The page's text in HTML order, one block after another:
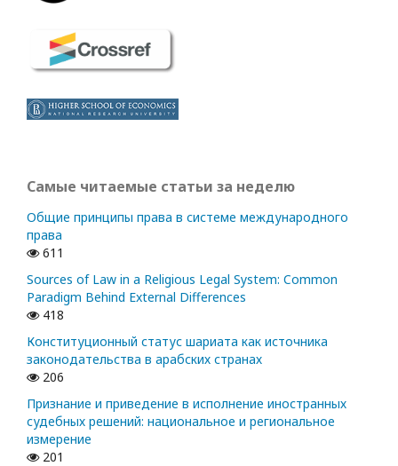
Самые читаемые статьи за неделю
Общие принципы права в системе международного
права
611
Sources of Law in a Religious Legal System: Common
Paradigm Behind External Differences
418
Конституционный статус шариата как источника
законодательства в арабских странах
206
Признание и приведение в исполнение иностранных
судебных решений: национальное и региональное
измерение
201